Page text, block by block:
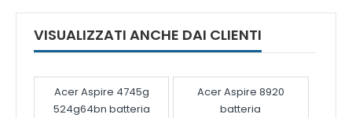
VISUALIZZATI ANCHE DAI CLIENTI
Acer Aspire 4745g
524g64bn batteria
Acer Aspire 8920
batteria